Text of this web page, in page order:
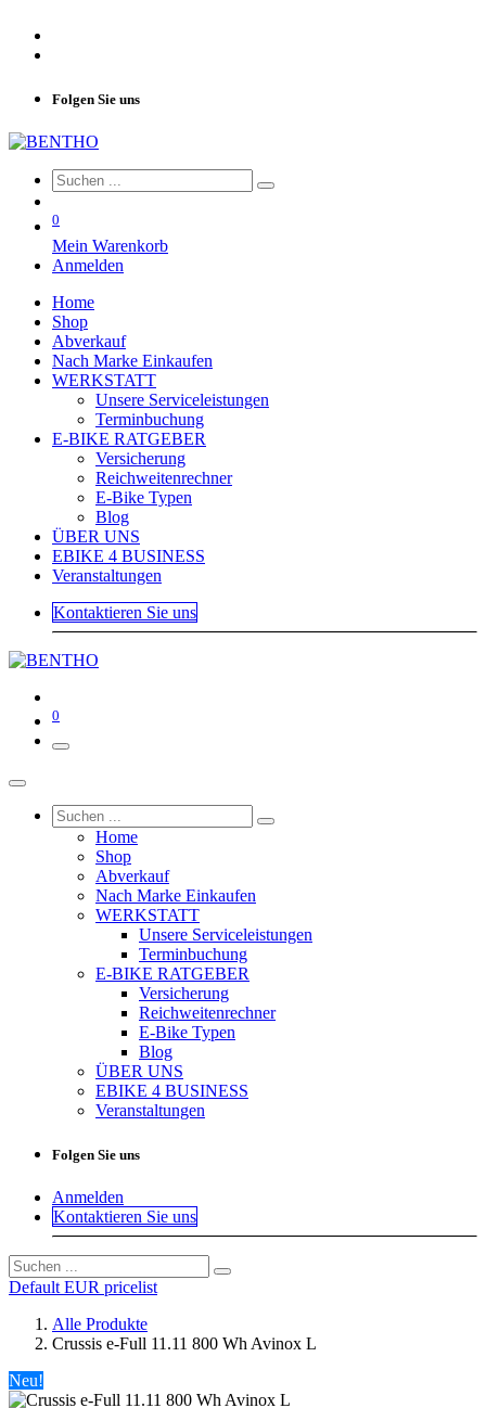
Folgen Sie uns
0
Mein Warenkorb
Anmelden
Home
Shop
Abverkauf
Nach Marke Einkaufen
WERKSTATT
Unsere Serviceleistungen
Terminbuchung
E-BIKE RATGEBER
Versicherung
Reichweitenrechner
E-Bike Typen
Blog
ÜBER UNS
EBIKE 4 BUSINESS
Veranstaltungen
Kontaktieren Sie uns
0
Home
Shop
Abverkauf
Nach Marke Einkaufen
WERKSTATT
Unsere Serviceleistungen
Terminbuchung
E-BIKE RATGEBER
Versicherung
Reichweitenrechner
E-Bike Typen
Blog
ÜBER UNS
EBIKE 4 BUSINESS
Veranstaltungen
Folgen Sie uns
Anmelden
Kontaktieren Sie uns
Default EUR pricelist
Alle Produkte
Crussis e-Full 11.11 800 Wh Avinox L
Neu!